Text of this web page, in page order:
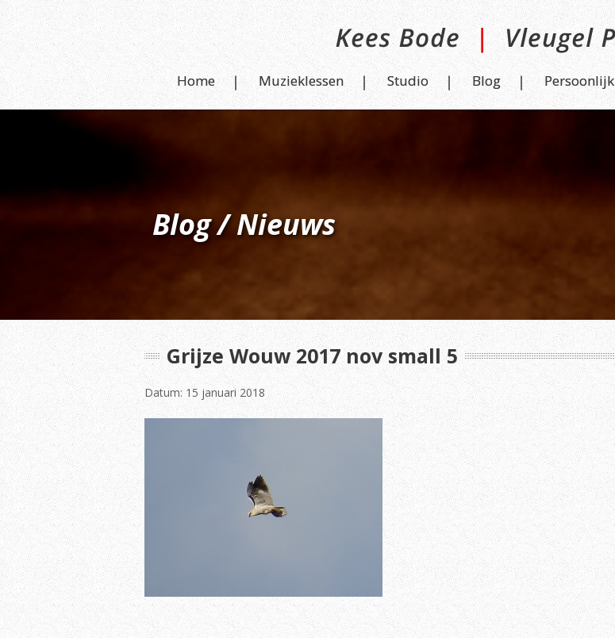
Home Muzieklessen Studio Blog Persoonlijk
Blog / Nieuws
Grijze Wouw 2017 nov small 5
Datum: 15 januari 2018